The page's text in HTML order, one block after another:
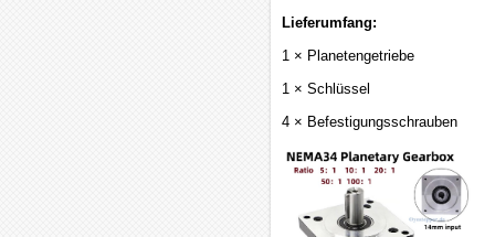
Lieferumfang:
1 × Planetengetriebe
1 × Schlüssel
4 × Befestigungsschrauben